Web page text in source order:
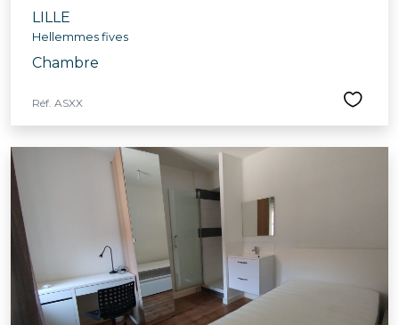
LILLE
Hellemmes fives
Chambre
Réf. ASXX